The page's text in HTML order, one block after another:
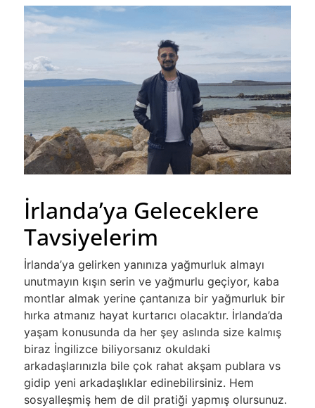
İrlanda’ya Geleceklere
Tavsiyelerim
İrlanda’ya gelirken yanınıza yağmurluk almayı
unutmayın kışın serin ve yağmurlu geçiyor, kaba
montlar almak yerine çantanıza bir yağmurluk bir
hırka atmanız hayat kurtarıcı olacaktır. İrlanda’da
yaşam konusunda da her şey aslında size kalmış
biraz İngilizce biliyorsanız okuldaki
arkadaşlarınızla bile çok rahat akşam publara vs
gidip yeni arkadaşlıklar edinebilirsiniz. Hem
sosyalleşmiş hem de dil pratiği yapmış olursunuz.